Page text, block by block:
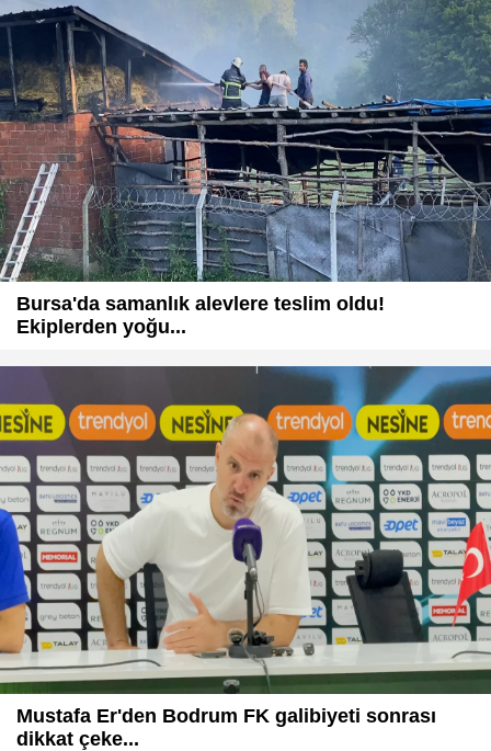
Bursa'da samanlık alevlere teslim oldu!
Ekiplerden yoğu...
Mustafa Er'den Bodrum FK galibiyeti sonrası
dikkat çeke...